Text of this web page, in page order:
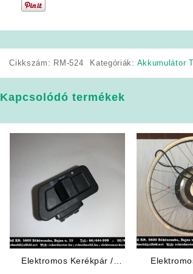
Cikkszám: RM-524 Kategóriák: Akkumulátor
Kapcsolódó termékek
Elektromos Kerékpár /